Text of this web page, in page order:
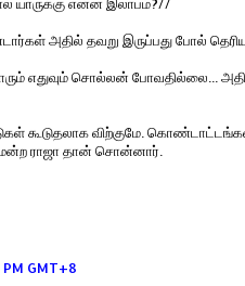
அதில் தவறு இருப்பது போல்
எதுவும் சொல்லன் போவதில்லை...
கூடுதலாக விற்குமே.
ராஜா தான் சொன்னார்.
GMT+8